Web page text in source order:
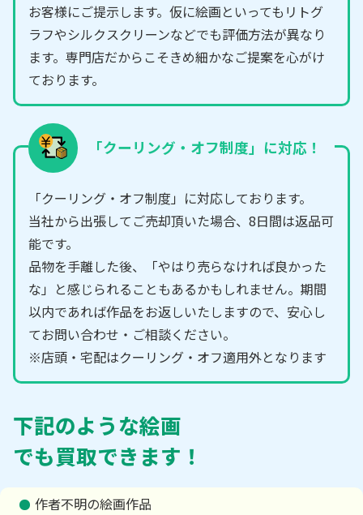
お客様にご提示します。仮に絵画といってもリトグ
ラフやシルクスクリーンなどでも評価方法が異なり
ます。専門店だからこそきめ細かなご提案を心がけ
ております。
「クーリング・オフ制度」に対応！
「クーリング・オフ制度」に対応しております。
当社から出張してご売却頂いた場合、8日間は返品可
能です。
品物を手離した後、「やはり売らなければ良かった
な」と感じられることもあるかもしれません。期間
以内であれば作品をお返しいたしますので、安心し
てお問い合わせ・ご相談ください。
※店頭・宅配はクーリング・オフ適用外となります
下記のような絵画
でも買取できます！
作者不明の絵画作品